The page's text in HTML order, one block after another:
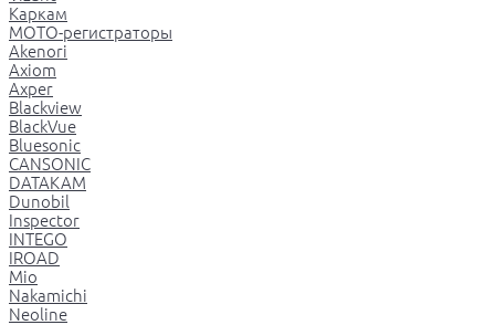
Каркам
МОТО-регистраторы
Akenori
Axiom
Axper
Blackview
BlackVue
Bluesonic
CANSONIC
DATAKAM
Dunobil
Inspector
INTEGO
IROAD
Mio
Nakamichi
Neoline